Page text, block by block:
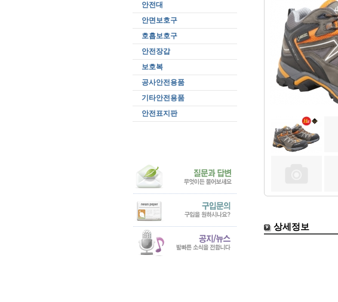
안전대
안면보호구
호흡보호구
안전장갑
보호복
공사안전용품
기타안전용품
안전표지판
상세정보